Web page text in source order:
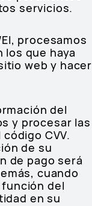
servicios.
procesamos
los que haya
web y hacer
del
y procesar las
CVV.
de su
de pago será
cuando
del
en su